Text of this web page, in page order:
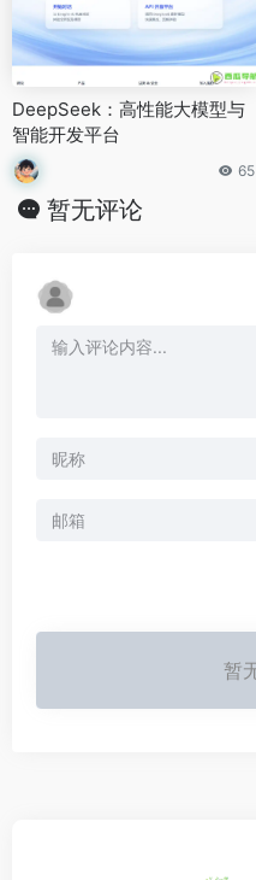
DeepSeek：高性能大模型与
智能开发平台
65
暂无评论
暂